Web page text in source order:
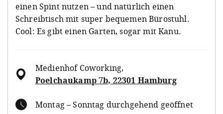
einen Spint nutzen – und natürlich einen
Schreibtisch mit super bequemen Bürostuhl.
Cool: Es gibt einen Garten, sogar mit Kanu.
Medienhof Coworking,
Poelchaukamp 7b, 22301 Hamburg
Montag – Sonntag durchgehend geöffnet